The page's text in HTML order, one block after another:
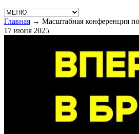
Главная → Масштабная конференция
17 июня 2025